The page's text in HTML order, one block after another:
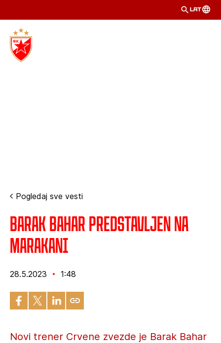
LAT
Pogledaj sve vesti
Barak Bahar predstavljen na
Marakani
28.5.2023 1:48
Novi trener Crvene zvezde je Barak Bahar